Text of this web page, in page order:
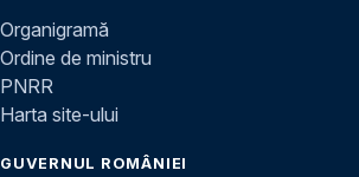
Organigramă
Ordine de ministru
PNRR
Harta site-ului
GUVERNUL ROMÂNIEI